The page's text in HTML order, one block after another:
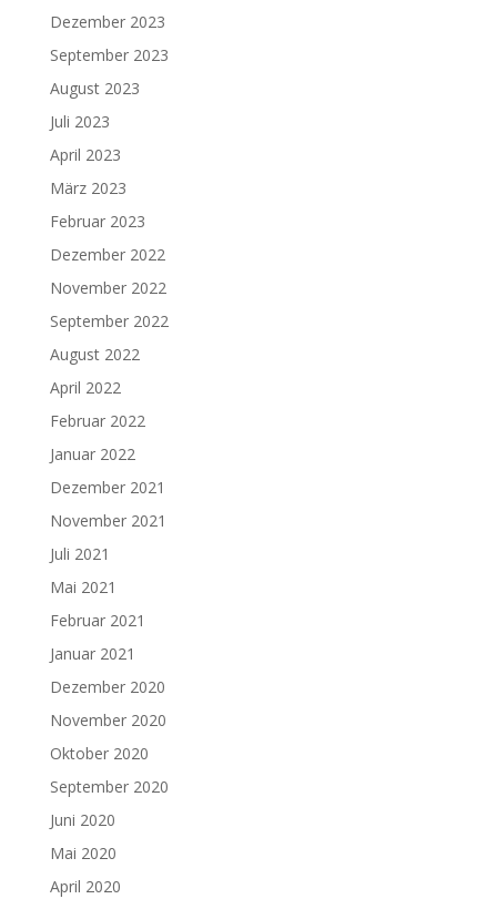
Dezember 2023
September 2023
August 2023
Juli 2023
April 2023
März 2023
Februar 2023
Dezember 2022
November 2022
September 2022
August 2022
April 2022
Februar 2022
Januar 2022
Dezember 2021
November 2021
Juli 2021
Mai 2021
Februar 2021
Januar 2021
Dezember 2020
November 2020
Oktober 2020
September 2020
Juni 2020
Mai 2020
April 2020